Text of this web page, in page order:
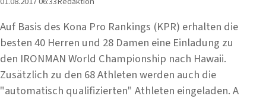
Auf Basis des Kona Pro Rankings (KPR) erhalten die
besten 40 Herren und 28 Damen eine Einladung zu
den IRONMAN World Championship nach Hawaii.
Zusätzlich zu den 68 Athleten werden auch die
"automatisch qualifizierten" Athleten eingeladen. A